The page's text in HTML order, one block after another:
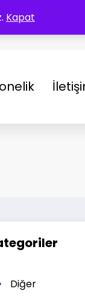
Kapat
Diğer